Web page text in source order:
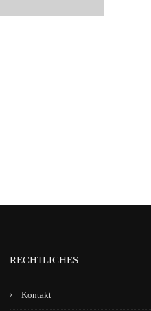
RECHTLICHES
Kontakt